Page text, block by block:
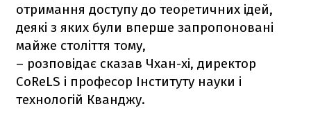
отримання доступу до теоретичних ідей,
деякі з яких були вперше запропоновані
майже століття тому,
– розповідає сказав Чхан-хі, директор
CoReLS і професор Інституту науки і
технологій Кванджу.